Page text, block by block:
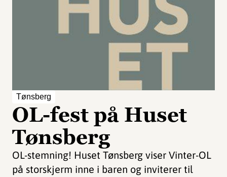
Tønsberg
OL-fest på Huset
Tønsberg
OL-stemning! Huset Tønsberg viser Vinter-OL
på storskjerm inne i baren og inviterer til